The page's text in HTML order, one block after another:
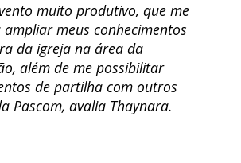
muito produtivo, que me
meus conhecimentos
da igreja na área da
além de me possibilitar
de partilha com outros
Pascom, avalia Thaynara.